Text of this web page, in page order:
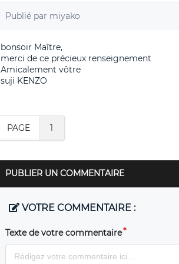
Publié par miyako
bonsoir Maître,
merci de ce précieux renseignement
Amicalement vôtre
suji KENZO
PAGE 1
PUBLIER UN COMMENTAIRE
VOTRE COMMENTAIRE :
Texte de votre commentaire